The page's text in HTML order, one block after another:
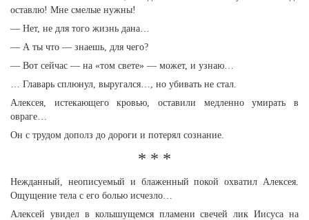
оставлю! Мне смелые нужны!
— Нет, не для того жизнь дана…
— А ты что — знаешь, для чего?
— Вот сейчас — на «том свете» — может, и узнаю…
… Главарь сплюнул, выругался…, но убивать не стал.
Алексея, истекающего кровью, оставили медленно умирать в
овраге…
Он с трудом дополз до дороги и потерял сознание.
* * *
Нежданный, неописуемый и блаженный покой охватил Алексея.
Ощущение тела с его болью исчезло…
Алексей увидел в колышущемся пламени свечей лик Иисуса на